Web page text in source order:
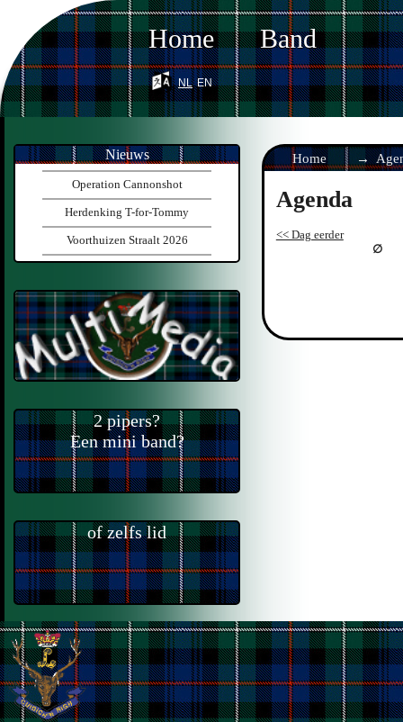
Home Band
nl en
Home
Agenda
<< Dag eerder
Nieuws
Operation Cannonshot
Herdenking T-for-Tommy
Voorthuizen Straalt 2026
2 pipers?
Een mini band?
of zelfs lid